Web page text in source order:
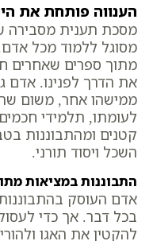
הענווה פותחת את
מסכת תענית מסבירה
מסוגל ללמוד מכל
מתוך ספרים שאחרים
את הדרך לפנינו. אדם
ממישהו אחר, משום
לעומתו, תלמידי
קטנים ומהתבוננות
השכל ויסוד תורני.
התבוננות במציאות
אדם העוסק
בכל דבר. אך כדי
להקטין את האגו